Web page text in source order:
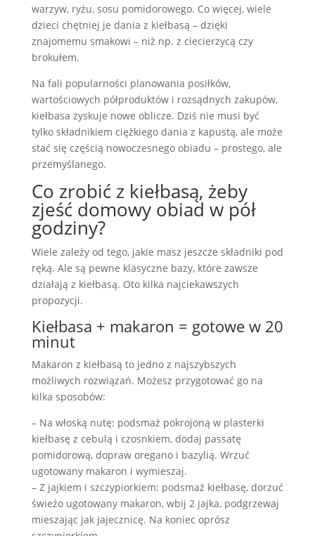
warzyw, ryżu, sosu pomidorowego. Co więcej, wiele
dzieci chętniej je dania z kiełbasą – dzięki
znajomemu smakowi – niż np. z ciecierzycą czy
brokułem.
Na fali popularności planowania posiłków,
wartościowych półproduktów i rozsądnych zakupów,
kiełbasa zyskuje nowe oblicze. Dziś nie musi być
tylko składnikiem ciężkiego dania z kapustą, ale może
stać się częścią nowoczesnego obiadu – prostego, ale
przemyślanego.
Co zrobić z kiełbasą, żeby
zjeść domowy obiad w pół
godziny?
Wiele zależy od tego, jakie masz jeszcze składniki pod
ręką. Ale są pewne klasyczne bazy, które zawsze
działają z kiełbasą. Oto kilka najciekawszych
propozycji.
Kiełbasa + makaron = gotowe w 20
minut
Makaron z kiełbasą to jedno z najszybszych
możliwych rozwiązań. Możesz przygotować go na
kilka sposobów:
– Na włoską nutę: podsmaż pokrojoną w plasterki
kiełbasę z cebulą i czosnkiem, dodaj passatę
pomidorową, dopraw oregano i bazylią. Wrzuć
ugotowany makaron i wymieszaj.
– Z jajkiem i szczypiorkiem: podsmaż kiełbasę, dorzuć
świeżo ugotowany makaron, wbij 2 jajka, podgrzewaj
mieszając jak jajecznicę. Na koniec oprósz